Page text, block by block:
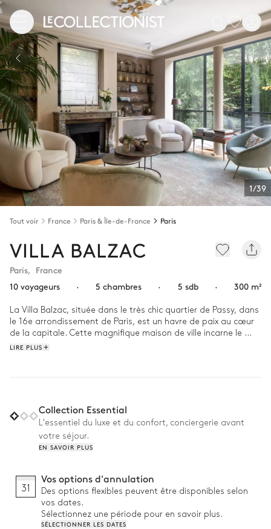
1/39
Tout voir France Paris & Île-de-France Paris
VILLA BALZAC
Paris, France
10 voyageurs
· 5 chambres · 5 sdb · 300 m²
La Villa Balzac, située dans le très chic quartier de Passy, dans
le 16e arrondissement de Paris, est un havre de paix au cœur
de la capitale. Cette magnifique maison de ville incarne le
meilleur de Paris, entre charme de l'ancien et élégance
vibrant de la Ville Lumière ! Rentrez chez vous et détendez-
vous en toute tranquillité, que ce soit en regardant un chef-
d'œuvre français du 7e art dans le home cinéma ou en vous
faisant dorloter à domicile dans le sauna ou le hammam de la
LIRE PLUS
Collection Essential
L'essentiel du luxe et du confort, conciergerie avant
votre séjour.
EN SAVOIR PLUS
31
Vos options d'annulation
Des options flexibles peuvent être disponibles selon
vos dates.
Sélectionnez une période pour en savoir plus.
SÉLECTIONNER LES DATES